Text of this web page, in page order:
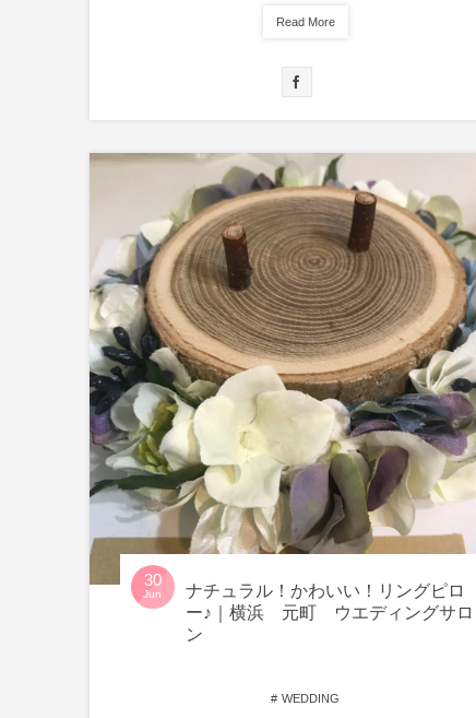
Read More
30
Jun
ナチュラル！かわいい！リングピロ
ー♪｜横浜 元町 ウエディングサロ
ン
WEDDING